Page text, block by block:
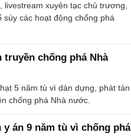
livestream xuyên tạc chủ trương,
các hoạt động chống phá
truyền chống phá Nhà
5 năm tù vì dàn dựng, phát tán
chống phá Nhà nước.
án 9 năm tù vì chống phá